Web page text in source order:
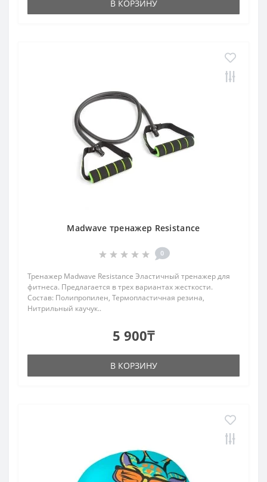
В КОРЗИНУ
Madwave тренажер Resistance
0
Тренажер Madwave Resistance Эластичный тренажер для
фитнеса. Предлагается в трех вариантах жесткости.
Состав: Полипропилен, Термопластичная резина,
Нитрильный каучук..
5 900₸
В КОРЗИНУ